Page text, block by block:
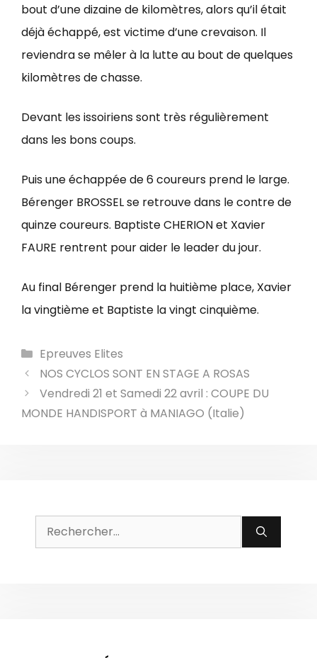
bout d’une dizaine de kilomètres, alors qu’il était
déjà échappé, est victime d’une crevaison. Il
reviendra se mêler à la lutte au bout de quelques
kilomètres de chasse.
Devant les issoiriens sont très régulièrement
dans les bons coups.
Puis une échappée de 6 coureurs prend le large.
Bérenger BROSSEL se retrouve dans le contre de
quinze coureurs. Baptiste CHERION et Xavier
FAURE rentrent pour aider le leader du jour.
Au final Bérenger prend la huitième place, Xavier
la vingtième et Baptiste la vingt cinquième.
Catégories
Epreuves Elites
NOS CYCLOS SONT EN STAGE A ROSAS
Vendredi 21 et Samedi 22 avril : COUPE DU
MONDE HANDISPORT à MANIAGO (Italie)
Rechercher :